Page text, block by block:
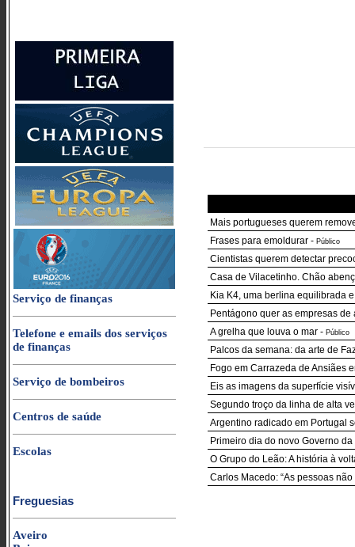
Serviço de finanças
Telefone e emails dos serviços
de finanças
Serviço de bombeiros
Centros de saúde
Escolas
Freguesias
Aveiro
Mais portugueses querem
Frases para emoldurar - Público
Cientistas querem detectar
Casa de Vilacetinho. Chão
Kia K4, uma berlina equilibrada
Pentágono quer as empresas
A grelha que louva o mar - Público
Palcos da semana: da arte de
Fogo em Carrazeda de Ansiães
Eis as imagens da superfície
Segundo troço da linha de alta
Argentino radicado em Portugal
Primeiro dia do novo Governo
O Grupo do Leão: A história à
Carlos Macedo: “As pessoas